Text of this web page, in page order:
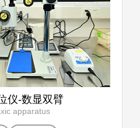
仪-数显双臂
apparatus